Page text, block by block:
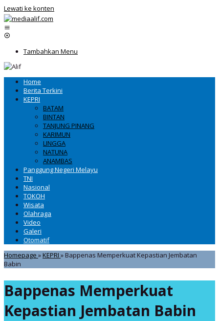
Lewati ke konten
Tambahkan Menu
Home
Berita Terkini
KEPRI
BATAM
BINTAN
TANJUNG PINANG
KARIMUN
LINGGA
NATUNA
ANAMBAS
Panggung Negeri Melayu
TNI
Nasional
TOKOH
Wisata
Olahraga
Video
Galeri
Otomatif
Homepage »KEPRI »Bappenas Memperkuat Kepastian Jembatan
Babin
Bappenas Memperkuat
Kepastian Jembatan Babin